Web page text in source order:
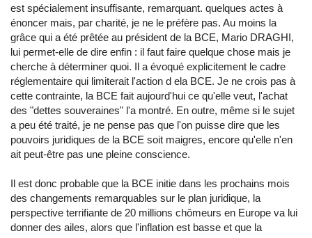
est spécialement insuffisante, remarquant. quelques actes à
énoncer mais, par charité, je ne le préfère pas. Au moins la
grâce qui a été prêtée au président de la BCE, Mario DRAGHI,
lui permet-elle de dire enfin : il faut faire quelque chose mais je
cherche à déterminer quoi. Il a évoqué explicitement le cadre
réglementaire qui limiterait l'action d ela BCE. Je ne crois pas à
cette contrainte, la BCE fait aujourd'hui ce qu'elle veut, l'achat
des "dettes souveraines" l'a montré. En outre, même si le sujet
a peu été traité, je ne pense pas que l'on puisse dire que les
pouvoirs juridiques de la BCE soit maigres, encore qu'elle n'en
ait peut-être pas une pleine conscience.
Il est donc probable que la BCE initie dans les prochains mois
des changements remarquables sur le plan juridique, la
perspective terrifiante de 20 millions chômeurs en Europe va lui
donner des ailes, alors que l'inflation est basse et que la